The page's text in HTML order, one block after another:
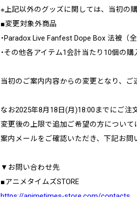
※上記以外のグッズに関しては、当初の
■変更対象外商品
・Paradox Live Fanfest Dope Box 法被
・その他各アイテム1会計当たり10個の購
当初のご案内内容からの変更となり、ご
なお2025年8月18日(月)18:00までにご注
変更後の上限で追加ご希望の方について
案内メールをご確認いただき、下記お問
▼お問い合わせ先
■アニメタイムズSTORE